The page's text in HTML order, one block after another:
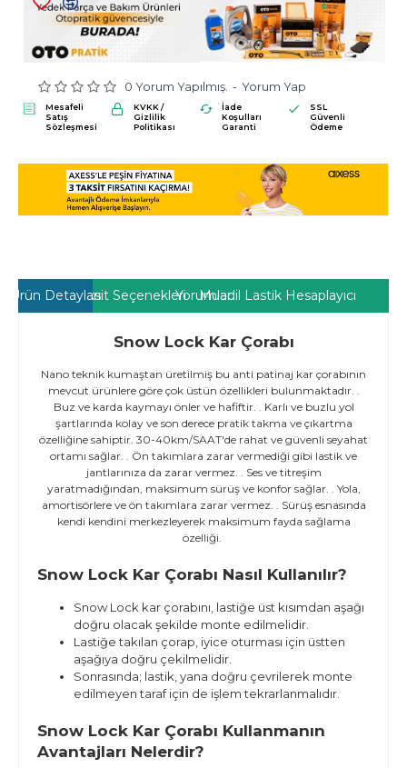
0 Yorum Yapılmış. - Yorum Yap
Mesafeli
Satış
Sözleşmesi
KVKK /
Gizlilik
Politikası
İade
Koşulları
Garanti
SSL
Güvenli
Ödeme
Ürün DetaylarıTaksit SeçenekleriYorumlar
Muadil Lastik Hesaplayıcı
Snow Lock Kar Çorabı
Nano teknik kumaştan üretilmiş bu anti patinaj kar çorabının
mevcut ürünlere göre çok üstün özellikleri bulunmaktadır. .
Buz ve karda kaymayı önler ve hafiftir. . Karlı ve buzlu yol
şartlarında kolay ve son derece pratik takma ve çıkartma
özelliğine sahiptir. 30-40km/SAAT'de rahat ve güvenli seyahat
ortamı sağlar. . Ön takımlara zarar vermediği gibi lastik ve
jantlarınıza da zarar vermez. . Ses ve titreşim
yaratmadığından, maksimum sürüş ve konfor sağlar. . Yola,
amortisörlere ve ön takımlara zarar vermez. . Sürüş esnasında
kendi kendini merkezleyerek maksimum fayda sağlama
özelliği.
Snow Lock Kar Çorabı Nasıl Kullanılır?
Snow Lock kar çorabını, lastiğe üst kısımdan aşağı
doğru olacak şekilde monte edilmelidir.
Lastiğe takılan çorap, iyice oturması için üstten
aşağıya doğru çekilmelidir.
Sonrasında; lastik, yana doğru çevrilerek monte
edilmeyen taraf için de işlem tekrarlanmalıdır.
Snow Lock Kar Çorabı Kullanmanın
Avantajları Nelerdir?